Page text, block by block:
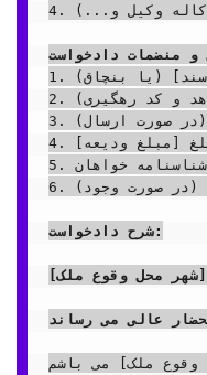
4. مطالبه کلیه خسارات دادرسی (شامل هزینه دادرسی، حق الوکاله وکیل و...).
1. رونوشت مصدق سند مالکیت شماره [شماره سند] (یا بنچاق).
2. رونوشت مصدق قرارداد اجاره نامه شماره [شماره قرارداد] مورخ [تاریخ قرارداد] (دارای امضای دو شاهد و کد رهگیری).
3. کپی مصدق اظهارنامه رسمی شماره [شماره اظهارنامه] مورخ [تاریخ اظهارنامه] (در صورت ارسال).
4. گواهی واریز یا رسید استرداد ودیعه به حساب خوانده یا فیش واریز به صندوق دادگستری به مبلغ [مبلغ ودیعه].
5. کپی مصدق کارت ملی و شناسنامه خواهان.
6. وکالتنامه وکیل (در صورت وجود).
شرح دادخواست:
محل وقوع ملک]
ملک] می باشم.